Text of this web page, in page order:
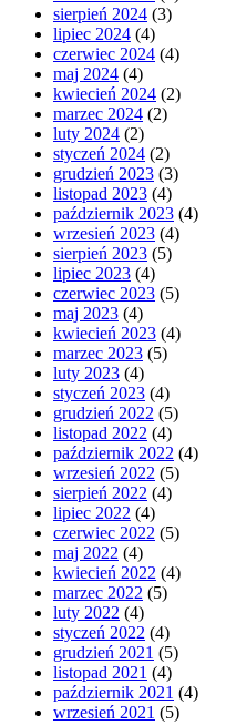
sierpień 2024 (3)
lipiec 2024 (4)
czerwiec 2024 (4)
maj 2024 (4)
kwiecień 2024 (2)
marzec 2024 (2)
luty 2024 (2)
styczeń 2024 (2)
grudzień 2023 (3)
listopad 2023 (4)
październik 2023 (4)
wrzesień 2023 (4)
sierpień 2023 (5)
lipiec 2023 (4)
czerwiec 2023 (5)
maj 2023 (4)
kwiecień 2023 (4)
marzec 2023 (5)
luty 2023 (4)
styczeń 2023 (4)
grudzień 2022 (5)
listopad 2022 (4)
październik 2022 (4)
wrzesień 2022 (5)
sierpień 2022 (4)
lipiec 2022 (4)
czerwiec 2022 (5)
maj 2022 (4)
kwiecień 2022 (4)
marzec 2022 (5)
luty 2022 (4)
styczeń 2022 (4)
grudzień 2021 (5)
listopad 2021 (4)
październik 2021 (4)
wrzesień 2021 (5)